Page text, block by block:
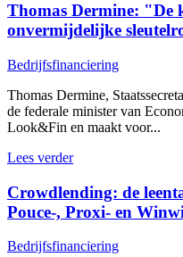
Thomas Dermine: "De
onvermijdelijke
Bedrijfsfinanciering
Thomas Dermine,
de federale minister van
Look&Fin en maakt voor...
Lees verder
Crowdlending: de
Pouce-, Proxi- en
Bedrijfsfinanciering